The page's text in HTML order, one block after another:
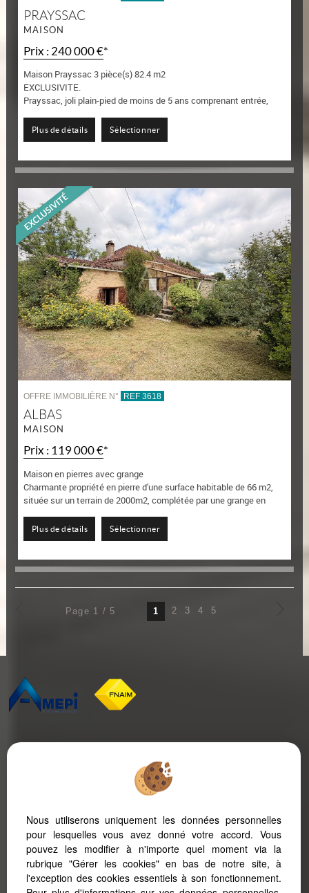
PRAYSSAC
MAISON
Prix : 240 000 €*
Maison Prayssac 3 pièce(s) 82.4 m2
EXCLUSIVITE.
Prayssac, joli plain-pied de moins de 5 ans comprenant entrée,
chambres...
Plus de détails Sélectionner
OFFRE IMMOBILIÈRE N° REF 3618
ALBAS
MAISON
Prix : 119 000 €*
Maison en pierres avec grange
Charmante propriété en pierre d'une surface habitable de 66 m2,
située sur un terrain de 2000m2, complétée par une grange en
Cette...
Plus de détails Sélectionner
Page 1 / 5 1 2 3 4 5
PRAYSSAC IMMOBILIER - AGENCE FAVORY
46220Prayssac
Mentions Légales Politique de protection des données
Notre barème d'honoraires
Nous utiliserons uniquement les données personnelles
pour lesquelles vous avez donné votre accord. Vous
pouvez les modifier à n'importe quel moment via la
rubrique "Gérer les cookies" en bas de notre site, à
l'exception des cookies essentiels à son fonctionnement.